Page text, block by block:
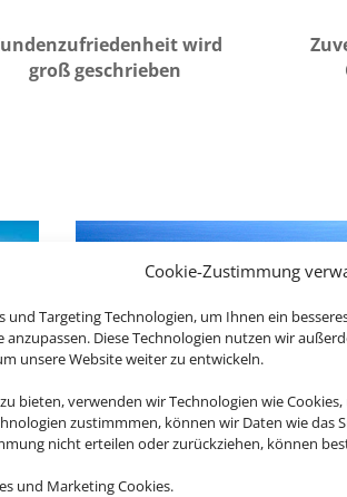
Cookie-Zustimmung
und Targeting Technologien, um Ihnen ein
anzupassen. Diese Technologien nutzen wir
unsere Website weiter zu entwickeln.
bieten, verwenden wir Technologien wie
zustimmmen, können wir Daten wie
nicht erteilen oder zurückziehen, können
und Marketing Cookies.
wird
groß geschrieben